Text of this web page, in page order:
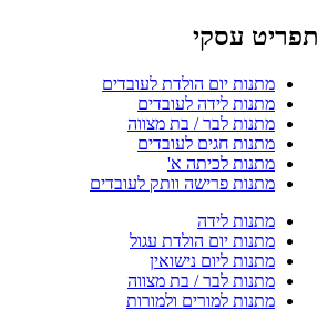
תפריט עסקי
מתנות יום הולדת לעובדים
מתנות לידה לעובדים
מתנות לבר / בת מצווה
מתנות חגים לעובדים
מתנות לכיתה א'
מתנות פרישה וותק לעובדים
מתנות לידה
מתנות יום הולדת עגול
מתנות ליום נישואין
מתנות לבר / בת מצווה
מתנות למורים ולמורות